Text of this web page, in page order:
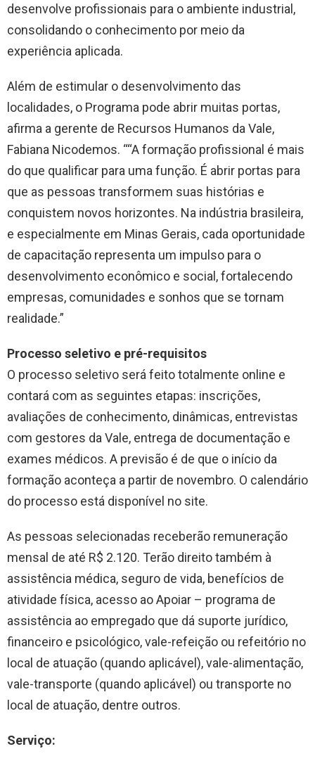
desenvolve profissionais para o ambiente industrial,
consolidando o conhecimento por meio da
experiência aplicada.
Além de estimular o desenvolvimento das
localidades, o Programa pode abrir muitas portas,
afirma a gerente de Recursos Humanos da Vale,
Fabiana Nicodemos. ““A formação profissional é mais
do que qualificar para uma função. É abrir portas para
que as pessoas transformem suas histórias e
conquistem novos horizontes. Na indústria brasileira,
e especialmente em Minas Gerais, cada oportunidade
de capacitação representa um impulso para o
desenvolvimento econômico e social, fortalecendo
empresas, comunidades e sonhos que se tornam
realidade.”
Processo seletivo e pré-requisitos
O processo seletivo será feito totalmente online e
contará com as seguintes etapas: inscrições,
avaliações de conhecimento, dinâmicas, entrevistas
com gestores da Vale, entrega de documentação e
exames médicos. A previsão é de que o início da
formação aconteça a partir de novembro. O calendário
do processo está disponível no site.
As pessoas selecionadas receberão remuneração
mensal de até R$ 2.120. Terão direito também à
assistência médica, seguro de vida, benefícios de
atividade física, acesso ao Apoiar – programa de
assistência ao empregado que dá suporte jurídico,
financeiro e psicológico, vale-refeição ou refeitório no
local de atuação (quando aplicável), vale-alimentação,
vale-transporte (quando aplicável) ou transporte no
local de atuação, dentre outros.
Serviço: